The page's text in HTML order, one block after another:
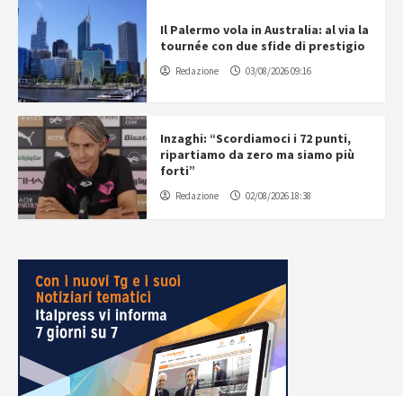
Il Palermo vola in Australia: al via la
tournée con due sfide di prestigio
Redazione 03/08/2026 09:16
Inzaghi: “Scordiamoci i 72 punti,
ripartiamo da zero ma siamo più
forti”
Redazione 02/08/2026 18:38